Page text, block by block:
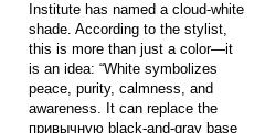
Institute has named a cloud-white
shade. According to the stylist,
this is more than just a color—it
is an idea: “White symbolizes
peace, purity, calmness, and
awareness. It can replace the
привычную black-and-gray base